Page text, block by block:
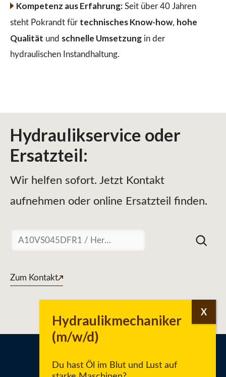
Kompetenz aus Erfahrung:Seit über 40 Jahren
steht Pokrandt für technisches Know-how, hohe
Qualität und schnelle Umsetzung in der
hydraulischen Instandhaltung.
Hydraulikservice oder
Ersatzteil:
Wir helfen sofort. Jetzt Kontakt
aufnehmen oder online Ersatzteil finden.
Suchen
Zum Kontakt
Du hast Öl im Blut und Lust auf